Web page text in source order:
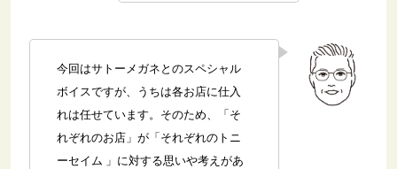
今回はサトーメガネとのスペシャル
ボイスですが、うちは各お店に仕入
れは任せています。そのため、「そ
れぞれのお店」が「それぞれのトニ
ーセイム 」に対する思いや考えがあ